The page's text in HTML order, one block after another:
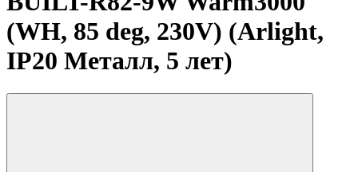
(WH, 85 deg, 230V) (Arlight,
IP20 Металл, 5 лет)